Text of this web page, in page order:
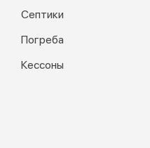
Септики
Погреба
Кессоны